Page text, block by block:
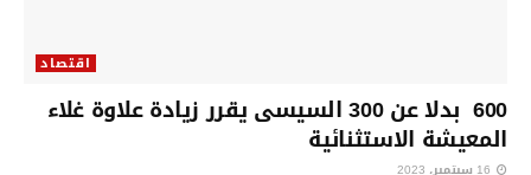
اقتصاد
600 بدلا عن 300 السيسى يقرر زيادة علاوة غلاء
المعيشة الاستثنائية